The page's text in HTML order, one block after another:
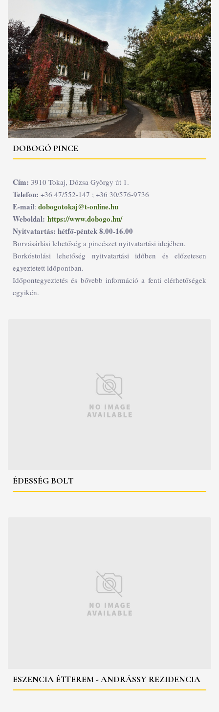
DOBOGÓ PINCE
Cím: 3910 Tokaj, Dózsa György út 1.
Telefon: +36 47/552-147 ; +36 30/576-9736
E-mail: dobogotokaj@t-online.hu
Weboldal: https://www.dobogo.hu/
Nyitvatartás: hétfő-péntek 8.00-16.00
Borvásárlási lehetőség a pincészet nyitvatartási idejében.
Borkóstolási lehetőség nyitvatartási időben és előzetesen
egyeztetett időpontban.
Időpontegyeztetés és bővebb információ a fenti elérhetőségek
egyikén.
ÉDESSÉG BOLT
ESZENCIA ÉTTEREM - ANDRÁSSY REZIDENCIA